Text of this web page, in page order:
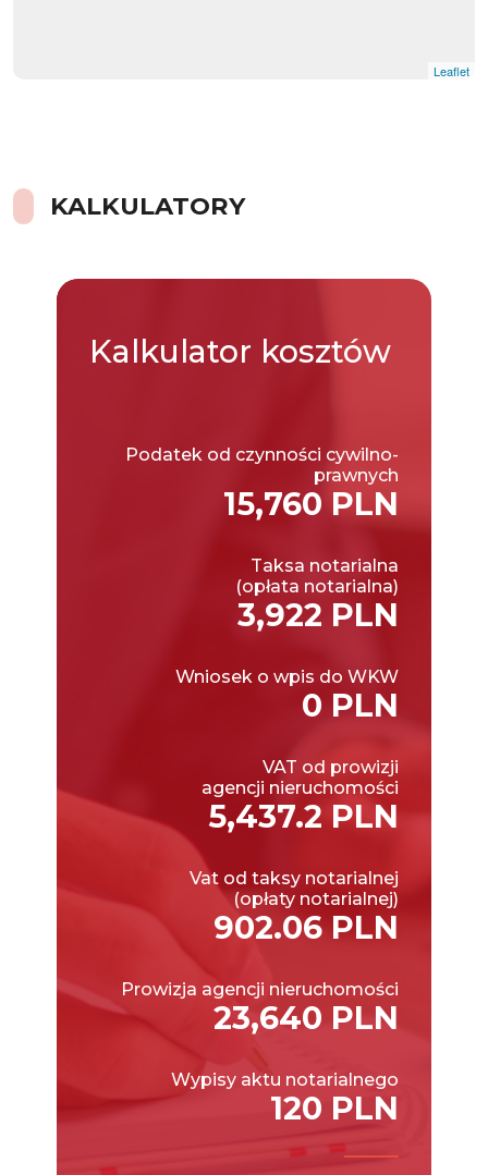
© OpenStreetMap contributors
KALKULATORY
Kalkulator kosztów
Podatek od czynności cywilno-
prawnych
15,760 PLN
Taksa notarialna
(opłata notarialna)
3,922 PLN
Wniosek o wpis do WKW
0 PLN
VAT od prowizji
agencji nieruchomości
5,437.2 PLN
Vat od taksy notarialnej
(opłaty notarialnej)
902.06 PLN
Prowizja agencji nieruchomości
23,640 PLN
Wypisy aktu notarialnego
120 PLN